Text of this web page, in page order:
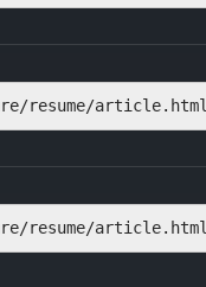
resume/article.html
resume/article.html